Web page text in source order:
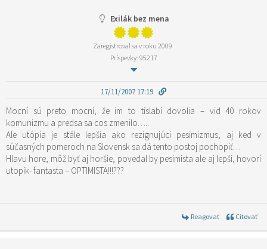
Exilák bez mena
Zaregistroval sa v roku 2009
Príspevky: 95217
17/11/2007 17:19
Mocní sú preto mocní, že im to tíslabí dovolia – vid 40 rokov
komunizmu a predsa sa cos zmenilo…..
Ale utópia je stále lepšia ako rezignujúci pesimizmus, aj ked v
súčasných pomeroch na Slovensk sa dá tento postoj pochopiť…
Hlavu hore, môž byť aj horšie, povedal by pesimista ale aj lepši, hovorí
utopik- fantasta – OPTIMISTA!!!???
Reagovať Citovať